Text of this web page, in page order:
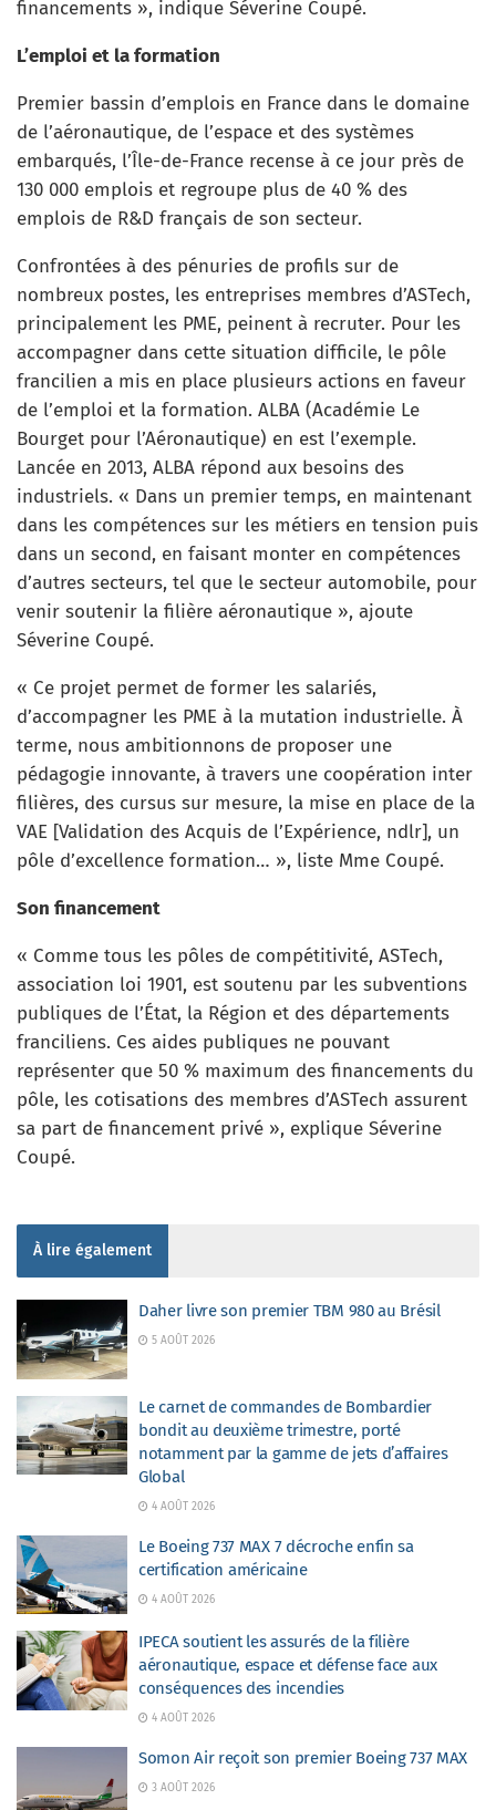
financements », indique Séverine Coupé.
L’emploi et la formation
Premier bassin d’emplois en France dans le domaine
de l’aéronautique, de l’espace et des systèmes
embarqués, l’Île-de-France recense à ce jour près de
130 000 emplois et regroupe plus de 40 % des
emplois de R&D français de son secteur.
Confrontées à des pénuries de profils sur de
nombreux postes, les entreprises membres d’ASTech,
principalement les PME, peinent à recruter. Pour les
accompagner dans cette situation difficile, le pôle
francilien a mis en place plusieurs actions en faveur
de l’emploi et la formation. ALBA (Académie Le
Bourget pour l’Aéronautique) en est l’exemple.
Lancée en 2013, ALBA répond aux besoins des
industriels. « Dans un premier temps, en maintenant
dans les compétences sur les métiers en tension puis
dans un second, en faisant monter en compétences
d’autres secteurs, tel que le secteur automobile, pour
venir soutenir la filière aéronautique », ajoute
Séverine Coupé.
« Ce projet permet de former les salariés,
d’accompagner les PME à la mutation industrielle. À
terme, nous ambitionnons de proposer une
pédagogie innovante, à travers une coopération inter
filières, des cursus sur mesure, la mise en place de la
VAE [Validation des Acquis de l’Expérience, ndlr], un
pôle d’excellence formation… », liste Mme Coupé.
Son financement
« Comme tous les pôles de compétitivité, ASTech,
association loi 1901, est soutenu par les subventions
publiques de l’État, la Région et des départements
franciliens. Ces aides publiques ne pouvant
représenter que 50 % maximum des financements du
pôle, les cotisations des membres d’ASTech assurent
sa part de financement privé », explique Séverine
Coupé.
À lire également
Daher livre son premier TBM 980 au Brésil
5 AOÛT 2026
Le carnet de commandes de Bombardier
bondit au deuxième trimestre, porté
notamment par la gamme de jets d’affaires
Global
4 AOÛT 2026
Le Boeing 737 MAX 7 décroche enfin sa
certification américaine
4 AOÛT 2026
IPECA soutient les assurés de la filière
aéronautique, espace et défense face aux
conséquences des incendies
4 AOÛT 2026
Somon Air reçoit son premier Boeing 737 MAX
3 AOÛT 2026